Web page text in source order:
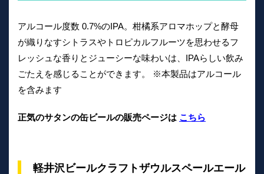
アルコール度数 0.7%のIPA。柑橘系アロマホップと酵母
が織りなすシトラスやトロピカルフルーツを思わせるフ
レッシュな香りとジューシーな味わいは、IPAらしい飲み
ごたえを感じることができます。 ※本製品はアルコール
を含みます
正気のサタンの缶ビールの販売ページは こちら
軽井沢ビールクラフトザウルスペールエール